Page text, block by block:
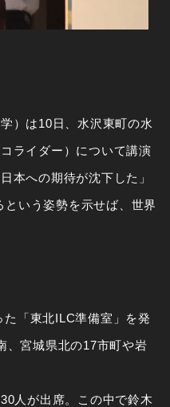
）は10日、水沢東町の水
ライダー）について講演
本への期待が沈下した」
いう姿勢を示せば、世界
「東北ILC準備室」を発
、宮城県北の17市町や岩
人が出席。この中で鈴木